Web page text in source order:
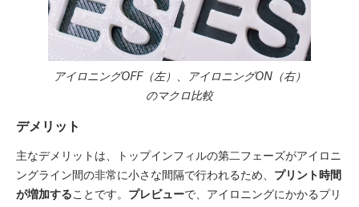
アイロニングOFF（左）、アイロニングON（右）
のマクロ比較
デメリット
主なデメリットは、トップインフィルの第二フェーズがアイロニ
ングライン間の非常に小さな間隔で行われるため、 プリント時間
が増加することです。 プレビューで、アイロニングにかかるプリ